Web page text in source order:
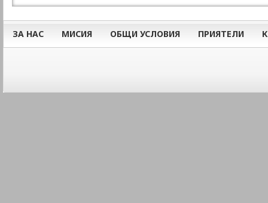
ЗА НАС МИСИЯ ОБЩИ УСЛОВИЯ ПРИЯТЕЛИ